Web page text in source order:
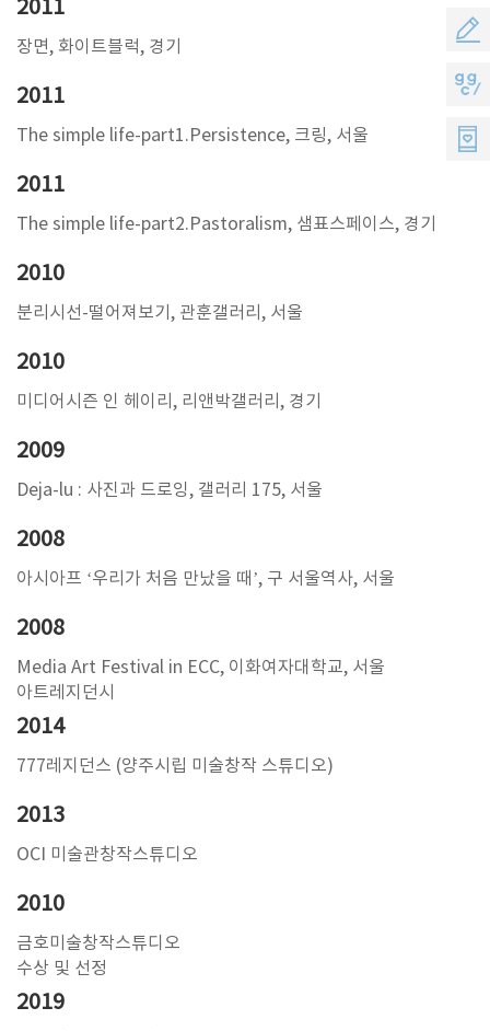
리
공
모
지
지
2011
장면, 화이트블럭, 경기
2011
The simple life-part1.Persistence, 크링, 서울
2011
The simple life-part2.Pastoralism, 샘표스페이스, 경기
2010
분리시선-떨어져보기, 관훈갤러리, 서울
2010
미디어시즌 인 헤이리, 리앤박갤러리, 경기
2009
Deja-lu : 사진과 드로잉, 갤러리 175, 서울
2008
아시아프 ‘우리가 처음 만났을 때’, 구 서울역사, 서울
2008
Media Art Festival in ECC, 이화여자대학교, 서울
아트레지던시
2014
777레지던스 (양주시립 미술창작 스튜디오)
2013
OCI 미술관창작스튜디오
2010
금호미술창작스튜디오
수상 및 선정
2019